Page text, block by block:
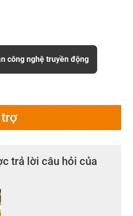
công nghệ truyền động
trả lời câu hỏi của